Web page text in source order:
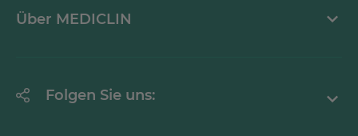
Über MEDICLIN
Folgen Sie uns: